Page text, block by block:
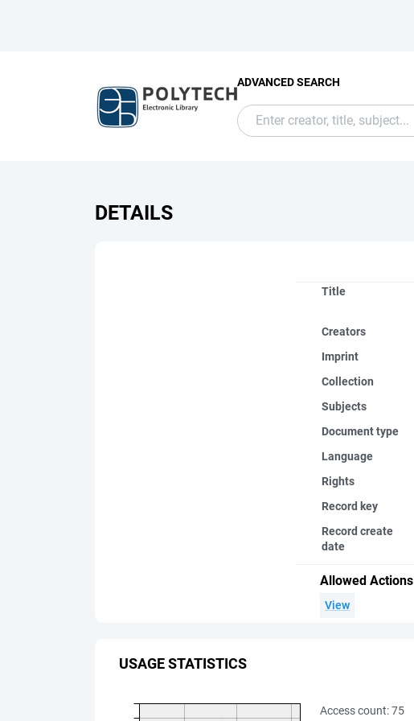
ADVANCED SEARCH
DETAILS
Title
Creators
Imprint
Collection
Subjects
Document type
Language
Rights
Record key
Record create
date
Allowed Actions
View
USAGE STATISTICS
Access count:75